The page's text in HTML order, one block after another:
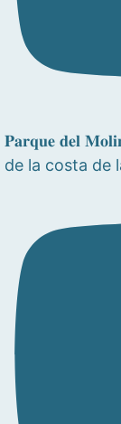
𝐏𝐚𝐫𝐪𝐮𝐞 𝐝𝐞𝐥
de la costa de